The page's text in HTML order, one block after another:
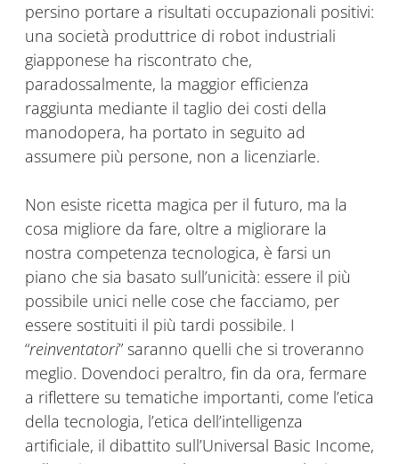
persino portare a risultati occupazionali positivi:
una società produttrice di robot industriali
giapponese ha riscontrato che,
paradossalmente, la maggior efficienza
raggiunta mediante il taglio dei costi della
manodopera, ha portato in seguito ad
assumere più persone, non a licenziarle.
Non esiste ricetta magica per il futuro, ma la
cosa migliore da fare, oltre a migliorare la
nostra competenza tecnologica, è farsi un
piano che sia basato sull’unicità: essere il più
possibile unici nelle cose che facciamo, per
essere sostituiti il più tardi possibile. I
“reinventatori” saranno quelli che si troveranno
meglio. Dovendoci peraltro, fin da ora, fermare
a riflettere su tematiche importanti, come l’etica
della tecnologia, l’etica dell’intelligenza
artificiale, il dibattito sull’Universal Basic Income,